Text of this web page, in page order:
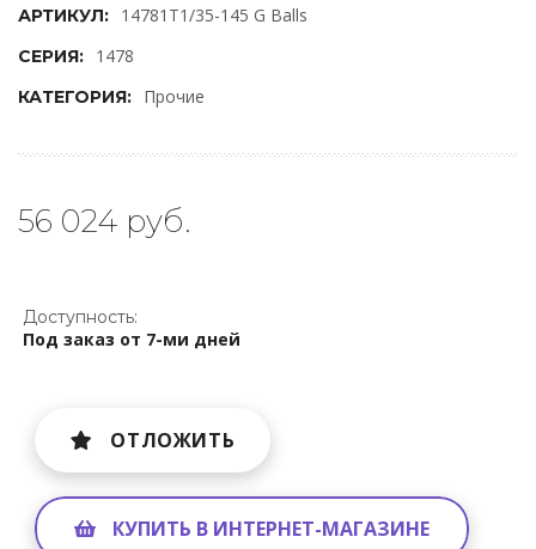
АРТИКУЛ: 14781T1/35-145 G Balls
СЕРИЯ: 1478
КАТЕГОРИЯ: Прочие
56 024 руб.
Доступность:
Под заказ от 7-ми дней
ОТЛОЖИТЬ
КУПИТЬ В ИНТЕРНЕТ-МАГАЗИНЕ